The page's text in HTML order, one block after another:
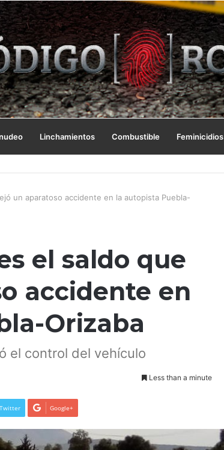
Linchamientos Combustible Feminicidios
un aparatoso accidente en la autopista Puebla-
el saldo que
accidente en
Orizaba
el control del vehículo
Less than a minute
Twitter Google+